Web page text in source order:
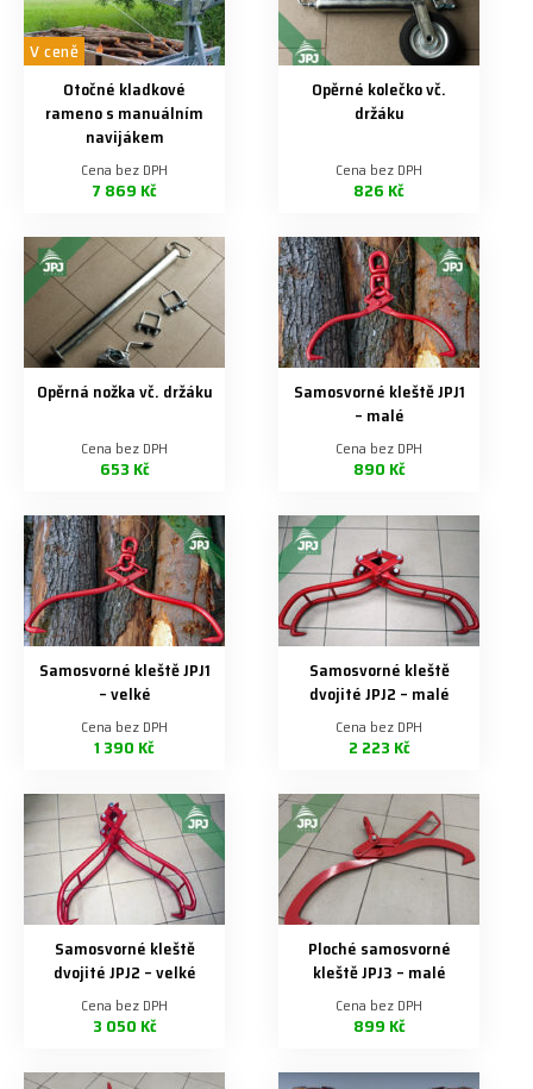
V ceně
Otočné kladkové
rameno s manuálním
navijákem
Cena bez DPH
7 869 Kč
Opěrné kolečko vč.
držáku
Cena bez DPH
826 Kč
Opěrná nožka vč. držáku
Cena bez DPH
653 Kč
Samosvorné kleště JPJ1
– malé
Cena bez DPH
890 Kč
Samosvorné kleště JPJ1
– velké
Cena bez DPH
1 390 Kč
Samosvorné kleště
dvojité JPJ2 – malé
Cena bez DPH
2 223 Kč
Samosvorné kleště
dvojité JPJ2 – velké
Cena bez DPH
3 050 Kč
Ploché samosvorné
kleště JPJ3 – malé
Cena bez DPH
899 Kč